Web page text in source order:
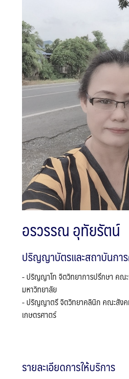
อรวรรณ อุทัยรัตน์
ปริญญาบัตรและสถาบันกา
- ปริญญาโท จิตวิทยาการปรึกษา คณ
มหาวิทยาลัย
- ปริญญาตรี จิตวิทยาคลินิก คณะสังค
เกษตรศาตร์
รายละเอียดการให้บริการ